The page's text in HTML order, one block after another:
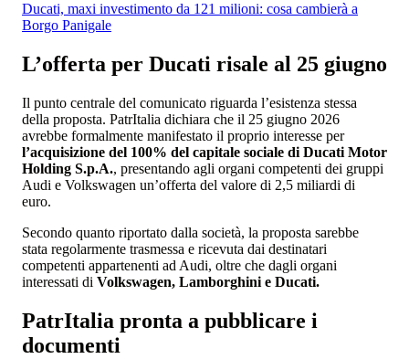
Ducati, maxi investimento da 121 milioni: cosa cambierà a
Borgo Panigale
L’offerta per Ducati risale al 25 giugno
Il punto centrale del comunicato riguarda l’esistenza stessa
della proposta. PatrItalia dichiara che il 25 giugno 2026
avrebbe formalmente manifestato il proprio interesse per
l’acquisizione del 100% del capitale sociale di Ducati Motor
Holding S.p.A., presentando agli organi competenti dei gruppi
Audi e Volkswagen un’offerta del valore di 2,5 miliardi di
euro.
Secondo quanto riportato dalla società, la proposta sarebbe
stata regolarmente trasmessa e ricevuta dai destinatari
competenti appartenenti ad Audi, oltre che dagli organi
interessati di Volkswagen, Lamborghini e Ducati.
PatrItalia pronta a pubblicare i
documenti